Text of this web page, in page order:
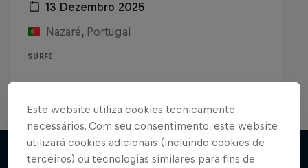
13 Dezembro 2025
Nazaré, Portugal
SURFE
Este website utiliza cookies tecnicamente
necessários. Com seu consentimento, este website
utilizará cookies adicionais (incluindo cookies de
terceiros) ou tecnologias similares para fins de